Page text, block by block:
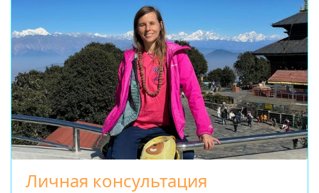
Личная консультация